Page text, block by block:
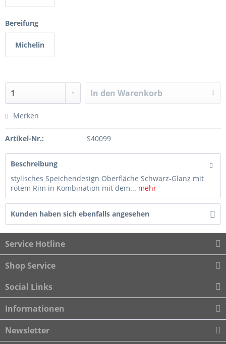
Bereifung
Michelin
In den Warenkorb
Merken
Artikel-Nr.: S40099
Beschreibung
stylisches Speichendesign Oberfläche Schwarz-Glanz mit
rotem Rim in Kombination mit dem... mehr
Kunden haben sich ebenfalls angesehen
Service Hotline
Shop Service
Social Links
Informationen
Newsletter